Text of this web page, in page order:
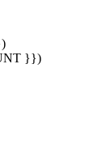
}})